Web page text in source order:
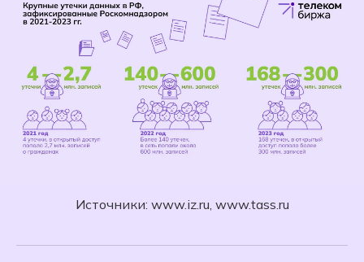
Источники: www.iz.ru, www.tass.ru